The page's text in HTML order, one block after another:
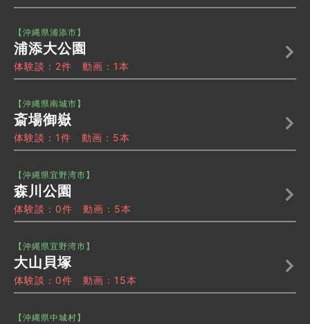
【沖縄県浦添市】
浦添大公園
体験談：2件 動画：1本
【沖縄県南城市】
斎場御嶽
体験談：1件 動画：5本
【沖縄県宜野湾市】
森川公園
体験談：0件 動画：5本
【沖縄県宜野湾市】
大山貝塚
体験談：0件 動画：15本
【沖縄県中城村】